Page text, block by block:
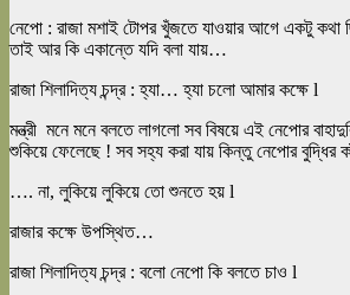
নেপো : রাজা মশাই টোপর খুঁজতে যাওয়ার আগে একটু কথা
তাই আর কি একান্তে যদি বলা যায়…
রাজা শিলাদিত্য চন্দ্র : হ্যা… হ্যা চলো আমার কক্ষে l
মন্ত্রী মনে মনে বলতে লাগলো সব বিষয়ে এই নেপোর
শুকিয়ে ফেলেছে ! সব সহ্য করা যায় কিন্তু নেপোর
…. না, লুকিয়ে লুকিয়ে তো শুনতে হয় l
রাজার কক্ষে উপস্থিত…
রাজা শিলাদিত্য চন্দ্র : বলো নেপো কি বলতে চাও l